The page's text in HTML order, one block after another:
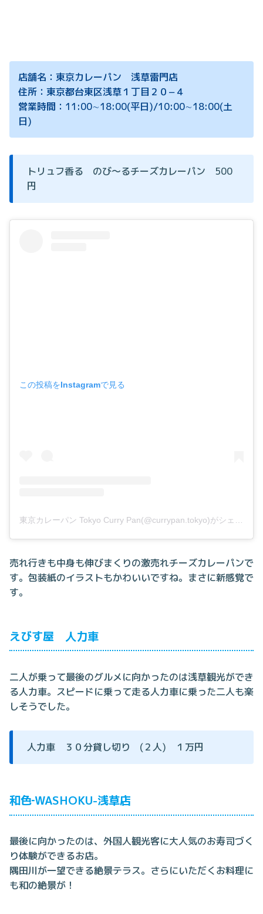
店舗名：東京カレーパン 浅草雷門店
住所：東京都台東区浅草１丁目２０−４
営業時間：11:00∼18:00(平日)/10:00∼18:00(土
日)
トリュフ香る のび～るチーズカレーパン 500
円
この投稿をInstagramで見る
売れ行きも中身も伸びまくりの激売れチーズカレーパンで
す。包装紙のイラストもかわいいですね。まさに新感覚で
す。
えびす屋 人力車
二人が乗って最後のグルメに向かったのは浅草観光ができ
る人力車。スピードに乗って走る人力車に乗った二人も楽
しそうでした。
人力車 ３０分貸し切り (２人) １万円
和色‐WASHOKU-浅草店
最後に向かったのは、外国人観光客に大人気のお寿司づく
り体験ができるお店。
隅田川が一望できる絶景テラス。さらにいただくお料理に
も和の絶景が！